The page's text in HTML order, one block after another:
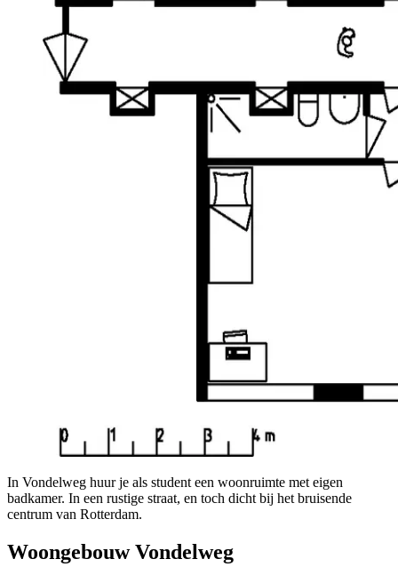
In Vondelweg huur je als student een woonruimte met eigen
badkamer. In een rustige straat, en toch dicht bij het bruisende
centrum van Rotterdam.
Woongebouw Vondelweg